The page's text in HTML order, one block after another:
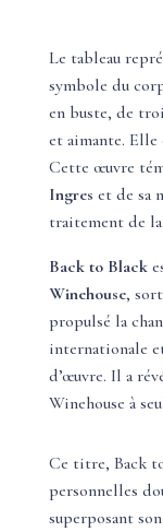
Le tableau
symbole du
en buste, de
et aimante. Elle
Cette œuvre
Ingres et de sa
traitement de
Back to Black
Winehouse,
propulsé la
internationale
d’œuvre. Il a
Winehouse à
Ce titre, Back
personnelles
superposant